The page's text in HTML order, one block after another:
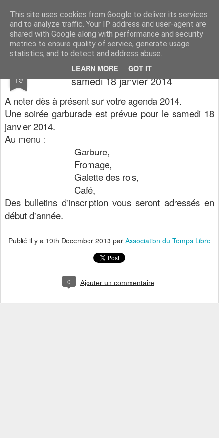
This site uses cookies from Google to deliver its services
and to analyze traffic. Your IP address and user-agent are
shared with Google along with performance and security
metrics to ensure quality of service, generate usage
statistics, and to detect and address abuse.
LEARN MORE GOT IT
Association du Temps Libre de Siros Association sportive et socio-culturelle
Pages
19
Une soirée garburade est prévue pour le
samedi 18 janvier 2014
A noter dès à présent sur votre agenda 2014.
Une soirée garburade est prévue pour le samedi 18
janvier 2014.
Au menu :
Garbure,
Fromage,
Galette des rois,
Café,
Des bulletins d'inscription vous seront adressés en
début d'année.
Publié il y a 19th December 2013 par Association du Temps Libre
0 Ajouter un commentaire